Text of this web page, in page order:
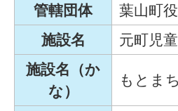
管轄団体
葉山町
施設名
元町児
施設名（か
な）
もとま